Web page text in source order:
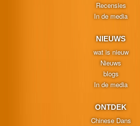
Recensies
In de media
NIEUWS
wat is nieuw
Nieuws
blogs
In de media
ONTDEK
Chinese Dans